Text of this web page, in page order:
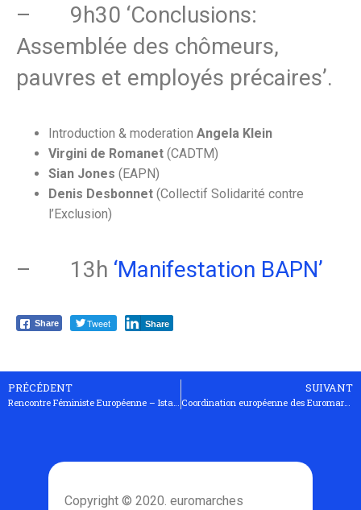
– 9h30 ‘Conclusions:
Assemblée des chômeurs,
pauvres et employés précaires’.
Introduction & moderation Angela Klein
Virgini de Romanet (CADTM)
Sian Jones (EAPN)
Denis Desbonnet (Collectif Solidarité contre
l’Exclusion)
– 13h ‘Manifestation BAPN’
Share Tweet Share
PRÉCÉDENT
Rencontre Féministe Européenne – Istamboul 30 Juin 2010
SUIVANT
Coordination européenne des Euromarches (8 et 9 Janvier 2011)
Copyright © 2020. euromarches